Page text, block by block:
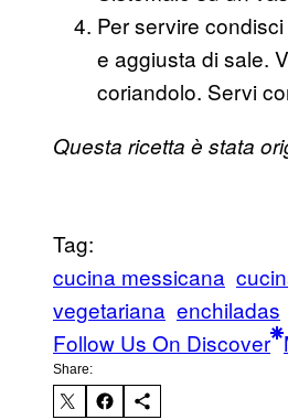
Per servire
e aggiusta di sale.
coriandolo. Servi
Questa ricetta è stata
Tag:
cucina messicana
vegetariana enchiladas
Follow Us On Discover
Share: